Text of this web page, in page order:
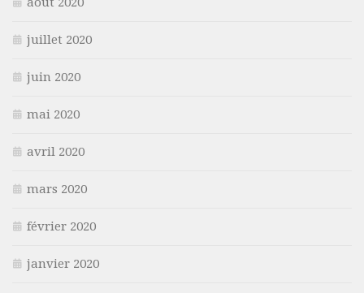
juillet 2020
juin 2020
mai 2020
avril 2020
mars 2020
février 2020
janvier 2020